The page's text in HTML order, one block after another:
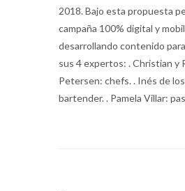
2018. Bajo esta propuesta
campaña 100% digital y
desarrollando contenido
sus 4 expertos: . Christian y
Petersen: chefs. . Inés de
bartender. . Pamela Villar: